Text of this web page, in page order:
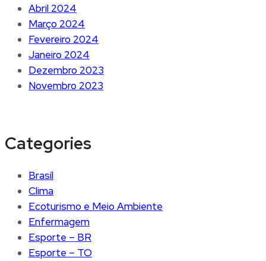
Abril 2024
Março 2024
Fevereiro 2024
Janeiro 2024
Dezembro 2023
Novembro 2023
Categories
Brasíl
Clima
Ecoturismo e Meio Ambiente
Enfermagem
Esporte – BR
Esporte – TO